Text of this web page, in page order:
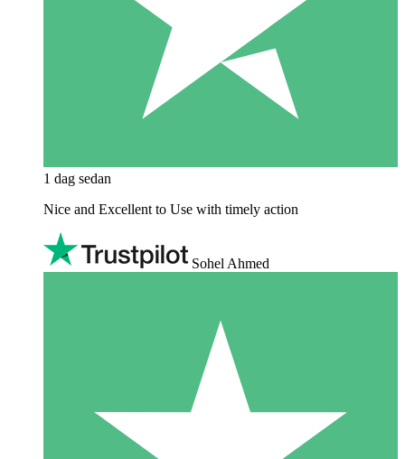
1 dag sedan
Nice and Excellent to Use with timely action
Sohel Ahmed